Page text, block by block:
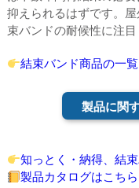
抑えられるはずです。
束バンドの耐候性に注
結束バンド商品の一
製品に関
知っとく・納得、結
製品カタログはこちら